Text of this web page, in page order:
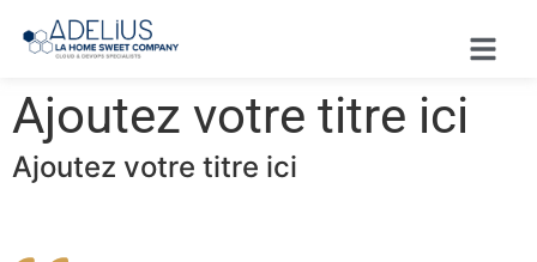
Ajoutez votre titre ici
Ajoutez votre titre ici